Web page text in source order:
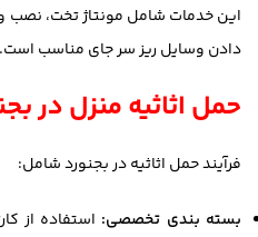
این خدمات شامل مونتاژ تخت، نصب
دادن وسایل ریز سر جای مناسب است.
حمل اثاثیه منزل در
فرآیند حمل اثاثیه در بجنورد شامل:
بسته بندی تخصصی: استفاده از